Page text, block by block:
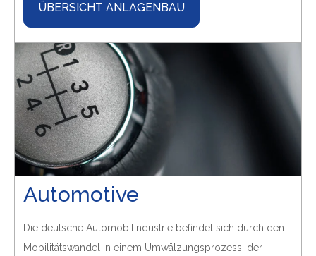
ÜBERSICHT ANLAGENBAU
Automotive
Die deutsche Automobilindustrie befindet sich durch den
Mobilitätswandel in einem Umwälzungsprozess, der